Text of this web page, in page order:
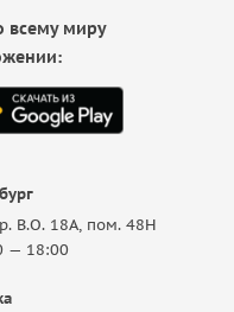
В.О. 18A, пом. 48Н
— 18:00
всему миру